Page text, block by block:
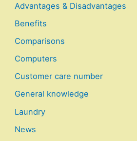
Advantages & Disadvantages
Benefits
Comparisons
Computers
Customer care number
General knowledge
Laundry
News